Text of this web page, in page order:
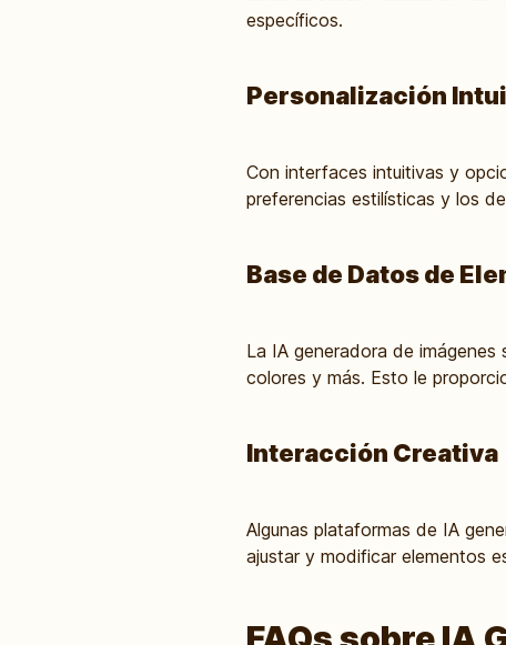
específicos.
Personalización
Con interfaces intuitivas y
preferencias estilísticas y los
Base de Datos de
La IA generadora de
colores y más. Esto le
Interacción Creativa
Algunas plataformas de IA
ajustar y modificar elementos